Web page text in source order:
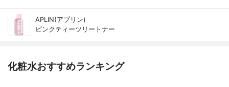
APLIN(アプリン)
ピンクティーツリートナー
化粧水おすすめランキング